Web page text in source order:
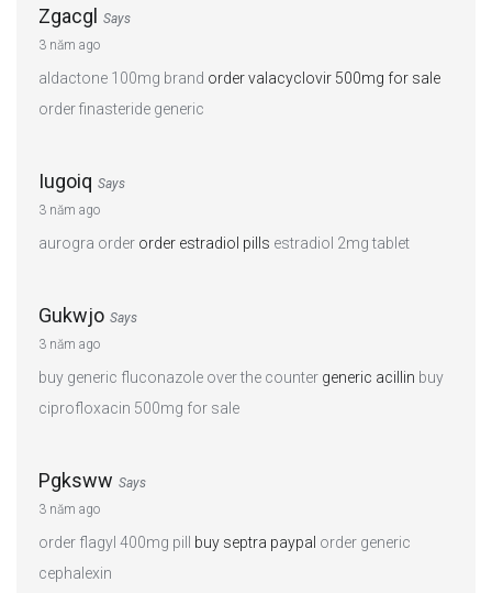
Zgacgl
Says
3 năm ago
aldactone 100mg brand order valacyclovir 500mg for sale
order finasteride generic
Iugoiq Says
3 năm ago
aurogra order order estradiol pills estradiol 2mg tablet
Gukwjo Says
3 năm ago
buy generic fluconazole over the counter generic acillin buy
ciprofloxacin 500mg for sale
Pgksww Says
3 năm ago
order flagyl 400mg pill buy septra paypal order generic
cephalexin